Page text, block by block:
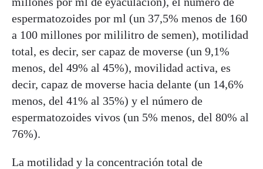
espermatozoides por ml (un 37,5% menos de 160
a 100 millones por mililitro de semen), motilidad
total, es decir, ser capaz de moverse (un 9,1%
menos, del 49% al 45%), movilidad activa, es
decir, capaz de moverse hacia delante (un 14,6%
menos, del 41% al 35%) y el número de
espermatozoides vivos (un 5% menos, del 80% al
76%).
La motilidad y la concentración total de